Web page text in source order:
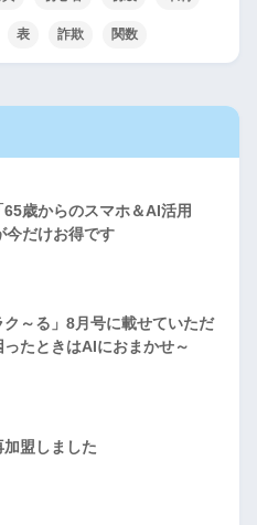
表 詐欺 関数
65歳からのスマホ＆AI活用
だけお得です
ク～る」8月号に載せていただ
ったときはAIにおまかせ～
盟しました